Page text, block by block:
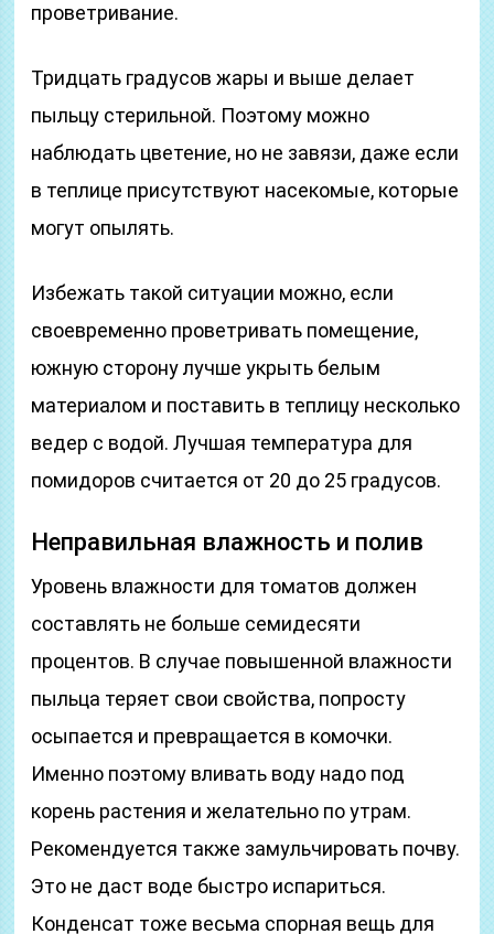
проветривание.
Тридцать градусов жары и выше делает
пыльцу стерильной. Поэтому можно
наблюдать цветение, но не завязи, даже если
в теплице присутствуют насекомые, которые
могут опылять.
Избежать такой ситуации можно, если
своевременно проветривать помещение,
южную сторону лучше укрыть белым
материалом и поставить в теплицу несколько
ведер с водой. Лучшая температура для
помидоров считается от 20 до 25 градусов.
Неправильная влажность и полив
Уровень влажности для томатов должен
составлять не больше семидесяти
процентов. В случае повышенной влажности
пыльца теряет свои свойства, попросту
осыпается и превращается в комочки.
Именно поэтому вливать воду надо под
корень растения и желательно по утрам.
Рекомендуется также замульчировать почву.
Это не даст воде быстро испариться.
Конденсат тоже весьма спорная вещь для